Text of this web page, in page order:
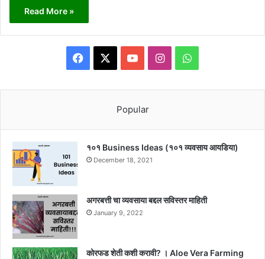
Read More »
Facebook YouTubeInstagramWhatsApp
Popular
१०१ Business Ideas (१०१ व्यवसाय आयडिया)
December 18, 2021
अगरबत्ती चा व्यवसाया बद्दल सविस्तर माहिती
January 9, 2022
कोरफड शेती कशी करावी? । Aloe Vera Farming